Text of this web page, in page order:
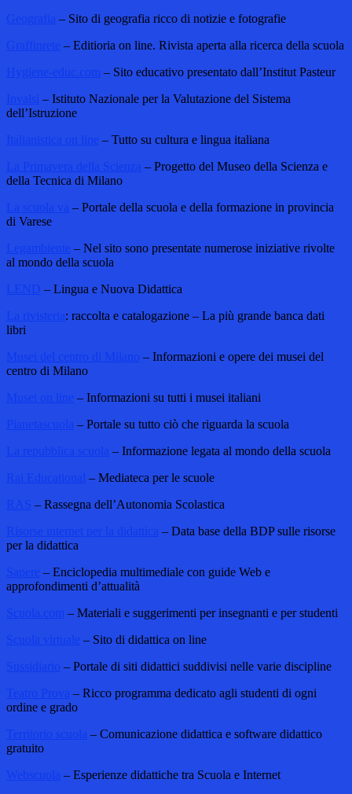
Geografia – Sito di geografia ricco di notizie e fotografie
Graffinrete – Editioria on line. Rivista aperta alla ricerca della scuola
Hygiene-educ.com
– Sito educativo presentato dall’Institut Pasteur
Invalsi – Istituto Nazionale per la Valutazione del Sistema
dell’Istruzione
Italianistica on line – Tutto su cultura e lingua italiana
La Primavera della Scienza – Progetto del Museo della Scienza e
della Tecnica di Milano
La scuola va – Portale della scuola e della formazione in provincia
di Varese
Legambiente – Nel sito sono presentate numerose iniziative rivolte
al mondo della scuola
LEND – Lingua e Nuova Didattica
La rivisteria : raccolta e catalogazione – La più grande banca dati
libri
Musei del centro di Milano
– Informazioni e opere dei musei del
centro di Milano
Musei on line – Informazioni su tutti i musei italiani
Pianetascuola – Portale su tutto ciò che riguarda la scuola
La repubblica scuola – Informazione legata al mondo della scuola
Rai Educational
– Mediateca per le scuole
RAS – Rassegna dell’Autonomia Scolastica
Risorse internet per la didattica – Data base della BDP sulle risorse
per la didattica
Sapere – Enciclopedia multimediale con guide Web e
approfondimenti d’attualità
Scuola.com
– Materiali e suggerimenti per insegnanti e per studenti
Scuola virtuale – Sito di didattica on line
Sussidiario
– Portale di siti didattici suddivisi nelle varie discipline
Teatro Prova – Ricco programma dedicato agli studenti di ogni
ordine e grado
Territorio scuola – Comunicazione didattica e software didattico
gratuito
Webscuola – Esperienze didattiche tra Scuola e Internet